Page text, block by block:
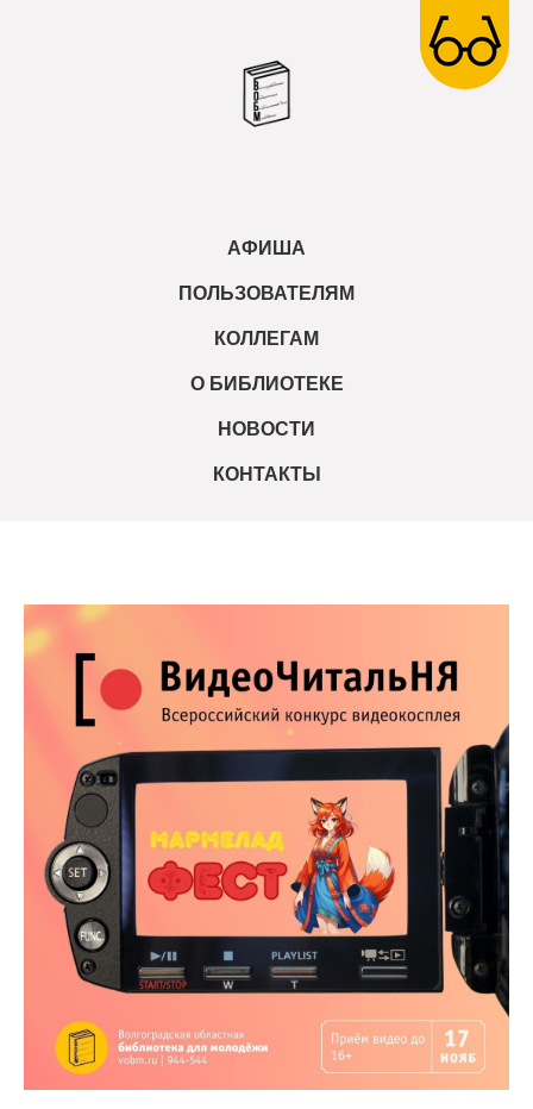
АФИША
ПОЛЬЗОВАТЕЛЯМ
КОЛЛЕГАМ
О БИБЛИОТЕКЕ
НОВОСТИ
КОНТАКТЫ